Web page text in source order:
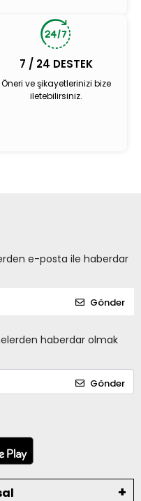
7 / 24 DESTEK
Öneri ve şikayetlerinizi bize
iletebilirsiniz.
e-posta ile haberdar
Gönder
haberdar olmak
Gönder